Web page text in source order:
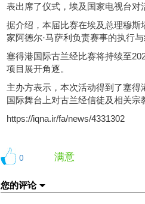
表出席了仪式，埃及国家电视台对
据介绍，本届比赛在埃及总理穆斯
家阿德尔·马萨利负责赛事的执行与
塞得港国际古兰经比赛将持续至
项目展开角逐。
主办方表示，本次活动得到了塞
国际舞台上对古兰经信徒及相关宗
https://iqna.ir/fa/news/4331302
0 满意
您的评论